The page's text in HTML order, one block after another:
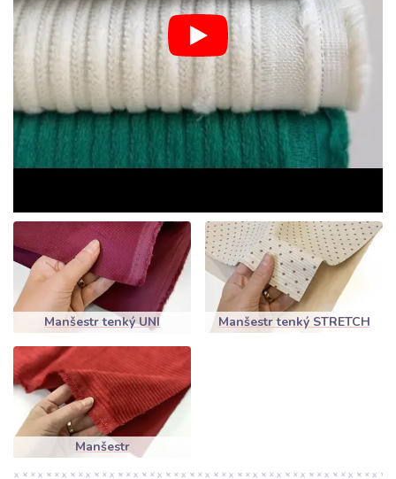
(babycord) až po široký manšestrový řádek (jumbo cord).
Šířka řádku určuje nejen vzhled, ale i poddajnost látky.
Vysoká odolnost:
Manšestr je mimořádně trvanlivý a
odolný vůči oděru, proto je skvělý na oblečení, které musí
něco vydržet.
Všestranné využití: Ušijte si z něj stylové sako, kalhoty,
sukni nebo dokonce trendy manšestrovou košilovou bundu
Dětské oblečení:Díky své měkkosti a hřejivosti je
perfektní na dětské dupačky, kalhoty s laclem či čepice.
Rada pro šití:Při stříhání manšestru dbejte na směr vlasu –
všechny díly střihu musí být položeny stejným směrem, aby
oblečení nemělo různé odstíny. Doporučujeme žehlit z rubové
strany, abyste neotlačili řádky.
Manšestr tenký UNI Manšestr tenký STRETCH
Manšestr